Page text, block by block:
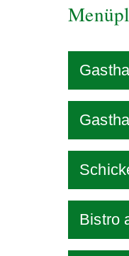
Bistro